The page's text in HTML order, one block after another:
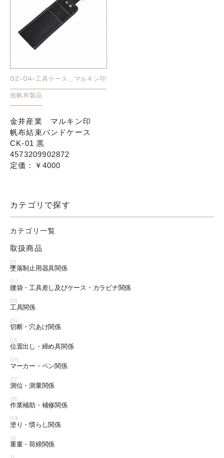
02-04-工具ケース＿マルキン印
他帆布製品
金井産業 マルキン印
帆布結束バンドケース
CK-01 黒
4573209902872
定価：￥4000
カテゴリで探す
カテゴリ一覧
取扱商品
01
墜落制止用器具関係
02
腰袋・工具差し及びケース・カラビナ関係
03
工具関係
04
切断・穴あけ関係
05
位置出し・締め具関係
06
マーカー・ペン関係
07
測位・測量関係
08
作業補助・補修関係
09
塗り・慣らし関係
10
重量・荷締関係